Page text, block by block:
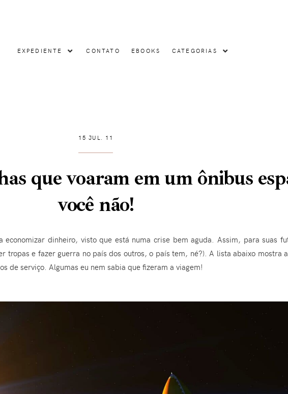
EXPEDIENTE CONTATO EBOOKS CATEGORIAS
15 JUL. 11
que voaram em um ônibus
você não!
economizar dinheiro, visto que está numa crise bem aguda. Assim, para suas
tropas e fazer guerra no país dos outros, o país tem, né?). A lista abaixo mostra
de serviço. Algumas eu nem sabia que fizeram a viagem!